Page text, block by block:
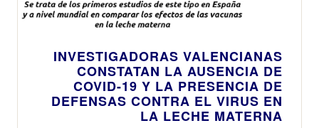
INVESTIGADORAS VALENCIANAS
CONSTATAN LA AUSENCIA DE
COVID-19 Y LA PRESENCIA DE
DEFENSAS CONTRA EL VIRUS EN
LA LECHE MATERNA